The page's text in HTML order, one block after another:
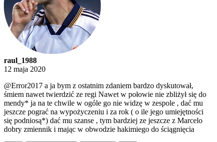
raul_1988
12 maja 2020
@Error2017 a ja bym z ostatnim zdaniem bardzo dyskutował,
śmiem nawet twierdzić ze regi Nawet w połowie nie zbliżył się do
mendy* ja na te chwile w ogóle go nie widzę w zespole , dać mu
jeszcze pograć na wypożyczeniu i za rok ( o ile jego umiejętności
się podniosą*) dać mu szanse , tym bardziej ze jeszcze z Marcelo
dobry zmiennik i mając w obwodzie hakimiego do ściągnięcia